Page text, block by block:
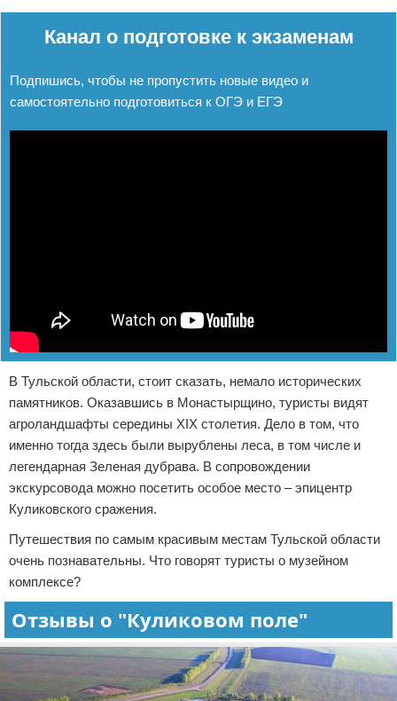
Канал о подготовке к экзаменам
Подпишись, чтобы не пропустить новые видео и
самостоятельно подготовиться к ОГЭ и ЕГЭ
В Тульской области, стоит сказать, немало исторических
памятников. Оказавшись в Монастырщино, туристы видят
агроландшафты середины XIX столетия. Дело в том, что
именно тогда здесь были вырублены леса, в том числе и
легендарная Зеленая дубрава. В сопровождении
экскурсовода можно посетить особое место – эпицентр
Куликовского сражения.
Путешествия по самым красивым местам Тульской области
очень познавательны. Что говорят туристы о музейном
комплексе?
Отзывы о "Куликовом поле"